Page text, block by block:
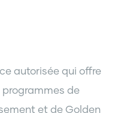
autorisée qui offre
de
et de Golden